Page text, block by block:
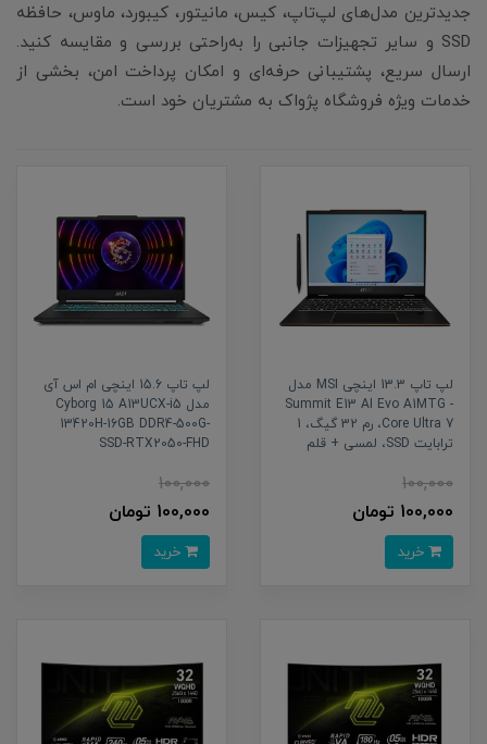
جدیدترین مدل‌های لپ‌تاپ، کیس، مانیتور، کیبورد، ماوس، حافظه
SSD و سایر تجهیزات جانبی را به‌راحتی بررسی و مقایسه کنید.
ارسال سریع، پشتیبانی حرفه‌ای و امکان پرداخت امن، بخشی از
خدمات ویژه فروشگاه پژواک به مشتریان خود است.
لپ تاپ 13.3 اینچی MSI مدل
Summit E13 AI Evo A1MTG -
Core Ultra 7، رم 32 گیگ، 1
ترابایت SSD، لمسی + قلم
100,000
100,000 تومان
لپ تاپ 15.6 اینچی ام اس آی
مدل Cyborg 15 A13UCX-i5
13420H-16GB DDR4-500G-
SSD-RTX2050-FHD
100,000
100,000 تومان